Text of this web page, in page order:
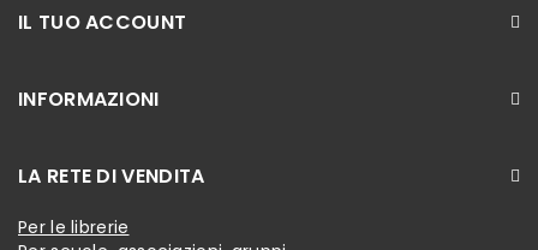
IL TUO ACCOUNT
INFORMAZIONI
LA RETE DI VENDITA
Per le librerie